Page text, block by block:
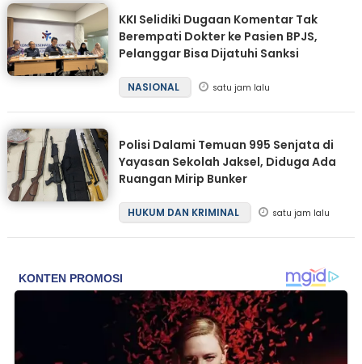
KKI Selidiki Dugaan Komentar Tak
Berempati Dokter ke Pasien BPJS,
Pelanggar Bisa Dijatuhi Sanksi
NASIONAL satu jam lalu
Polisi Dalami Temuan 995 Senjata di
Yayasan Sekolah Jaksel, Diduga Ada
Ruangan Mirip Bunker
HUKUM DAN KRIMINAL satu jam lalu